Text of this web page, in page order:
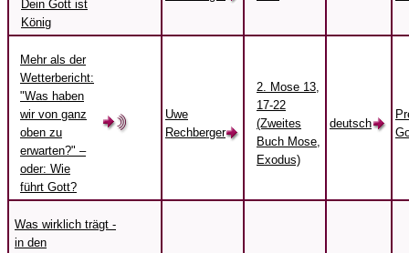
Dein Gott ist
König
Mehr als der
Wetterbericht:
"Was haben
wir von ganz
oben zu
erwarten?" –
oder: Wie
führt Gott?
Uwe
Rechberger
2. Mose 13,
17-22
(Zweites
Buch Mose,
Exodus)
deutsch
Was wirklich trägt -
in den